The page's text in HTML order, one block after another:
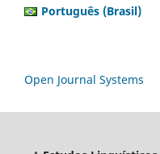
Português (Brasil)
Open Journal Systems